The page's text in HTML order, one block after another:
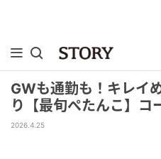
GWも通勤も！キレイ
り【最旬ぺたんこ】コ
2026.4.25